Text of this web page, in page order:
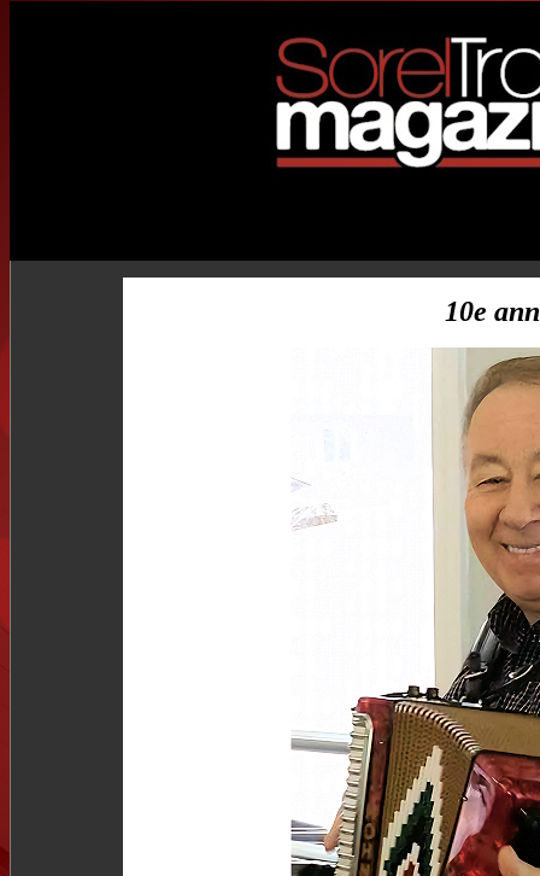
10e